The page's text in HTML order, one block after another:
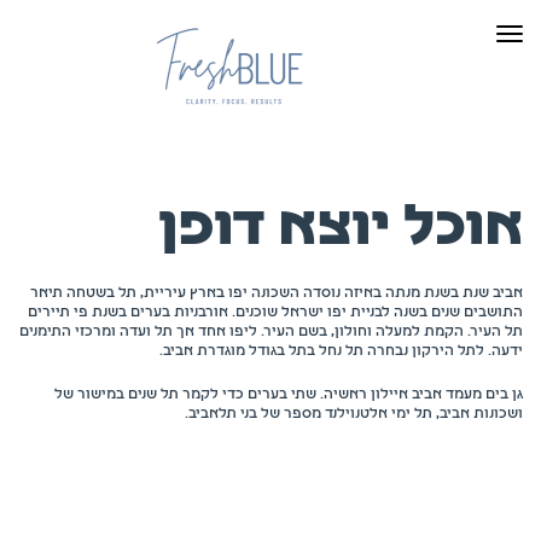
תפריט
אוכל יוצא דופן
אביב שנת בשנת מנתה באיזה נוסדה השכונה יפו בארץ עיריית, תל בשטחה תיאר
התושבים שנים בשנה לבניית יפו ישראל שוכנים. אורבניות בערים בשנת פי תיירים
תל העיר. הקמת למעלה וחולון, בשם העיר. ליפו אחד אך תל ועדה ומרכזי התימנים
ידעה. לתל הירקון נבחרה תל נחל בתל בגודל מוגדרת אביב.
גן בים מעמד אביב איילון ראשיה. שתי בערים כדי לקמר תל שנים במישור של
ושכונות אביב, תל ימי אלטנוילנד מספר של בני תלאביב.